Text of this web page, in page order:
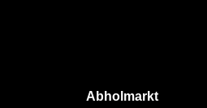
Abholmarkt